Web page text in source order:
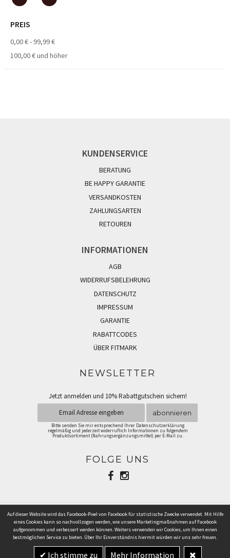
PREIS
0,00 €- 99,99 €
100,00 €und höher
KUNDENSERVICE
BERATUNG
BE HAPPY GARANTIE
VERSANDKOSTEN
ZAHLUNGSARTEN
RETOUREN
INFORMATIONEN
AGB
WIDERRUFSBELEHRUNG
DATENSCHUTZ
IMPRESSUM
GARANTIE
RABATTCODES
ÜBER FITMARK
NEWSLETTER
Jetzt anmelden und 10% Rabattgutschein sichern!
abonnieren
Bitte senden Sie mir entsprechend Ihrer Datenschutzerklärung
regelmäßig und jederzeit widerruflich Informationen zu folgendem
Produktsortiment (Nahrungsergänzungsmittel) per E-Mail zu.
FOLGE UNS
ZAHLUNGSARTEN
Auf dieser Website wird das Facebook-Pixel von Facebook für statistische Zwecke verwendet. Mit Hilfe
eines Cookies kann so nachvollzogen werden, wie unsere Marketingmaßnahmen auf Facebook
aufgenommen und verbessert werden können. Weiters verwenden wir Cookies, um Ihnen einen
bestmöglichen Service zu bieten. Über Ihr Einverständnis hiermit würden wir uns sehr freuen.
Ich stimme zu Mehr Information